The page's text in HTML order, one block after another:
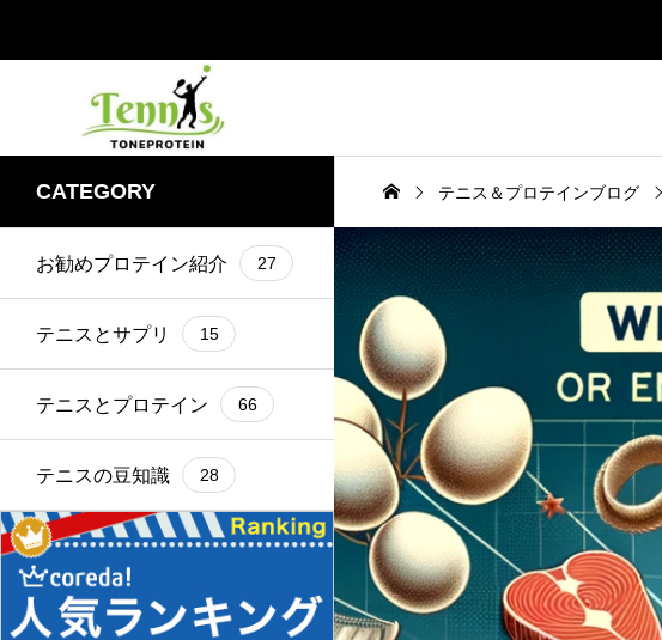
CATEGORY
お勧めプロテイン紹介 27
テニスとサプリ 15
テニスとプロテイン 66
テニスの豆知識 28
テニス＆プロテインブログ